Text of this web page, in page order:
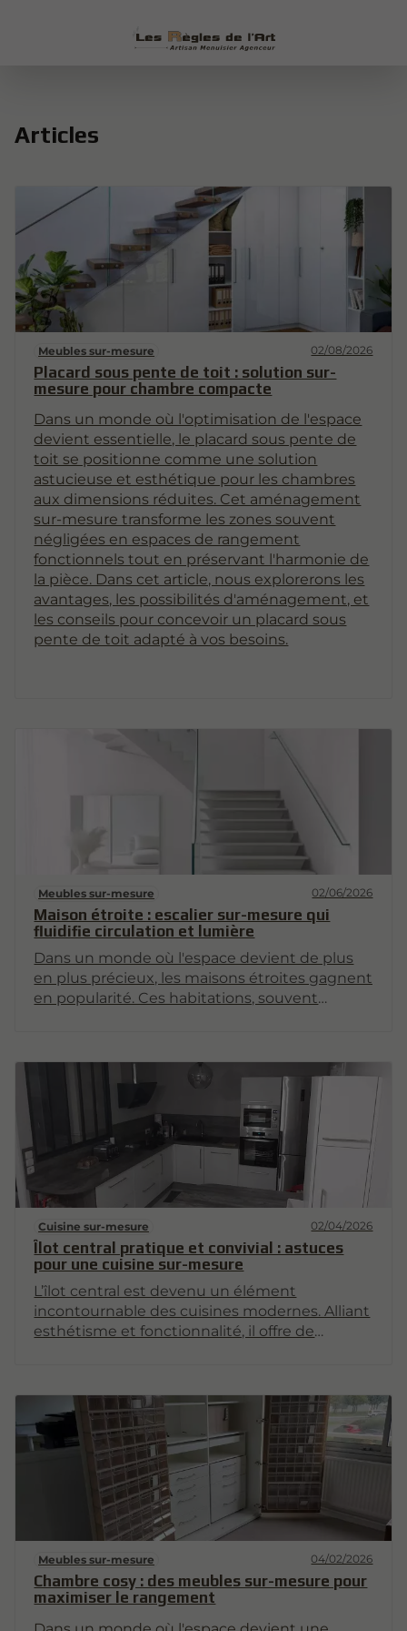
Articles
Meubles sur-mesure 02/08/2026
Placard sous pente de toit : solution sur-
mesure pour chambre compacte
Dans un monde où l'optimisation de l'espace
devient essentielle, le placard sous pente de
toit se positionne comme une solution
astucieuse et esthétique pour les chambres
aux dimensions réduites. Cet aménagement
sur-mesure transforme les zones souvent
négligées en espaces de rangement
fonctionnels tout en préservant l'harmonie de
la pièce. Dans cet article, nous explorerons les
avantages, les possibilités d'aménagement, et
les conseils pour concevoir un placard sous
pente de toit adapté à vos besoins.
Meubles sur-mesure 02/06/2026
Maison étroite : escalier sur-mesure qui
fluidifie circulation et lumière
Dans un monde où l'espace devient de plus
en plus précieux, les maisons étroites gagnent
en popularité. Ces habitations, souvent
optimisation est l'escalier sur-mesure, qui non
seulement améliore la circulation entre les
étages, mais joue également un rôle crucial
dans la gestion de la lumière naturelle. Cet
article explore les différentes facettes de ce
concept innovant.
Cuisine sur-mesure 02/04/2026
Îlot central pratique et convivial : astuces
pour une cuisine sur-mesure
L’îlot central est devenu un élément
incontournable des cuisines modernes. Alliant
esthétisme et fonctionnalité, il offre de
concevoir un îlot central qui soit à la fois
pratique et convivial, afin d’optimiser votre
espace de cuisine.
Meubles sur-mesure 04/02/2026
Chambre cosy : des meubles sur-mesure pour
maximiser le rangement